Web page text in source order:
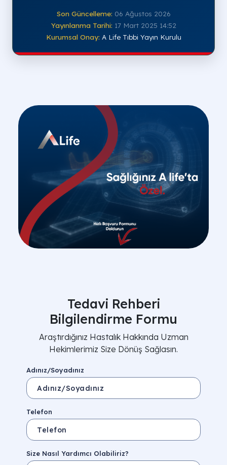
Son Güncelleme: 06 Ağustos 2026
Yayınlanma Tarihi: 17 Mart 2025 14:52
Kurumsal Onay: A Life Tıbbi Yayın Kurulu
Tedavi Rehberi
Bilgilendirme Formu
Araştırdığınız Hastalık Hakkında Uzman
Hekimlerimiz Size Dönüş Sağlasın.
Adınız/Soyadınız
Telefon
Size Nasıl Yardımcı Olabiliriz?